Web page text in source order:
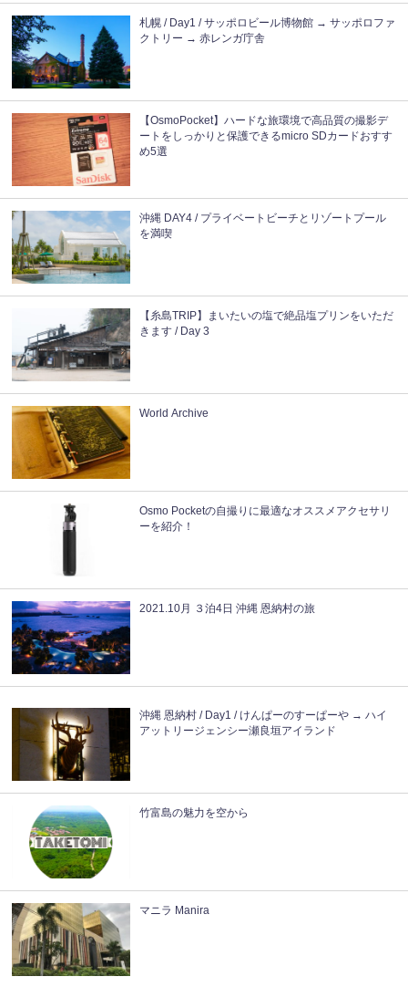
札幌 / Day1 / サッポロビール博物館 → サッポロファ
クトリー → 赤レンガ庁舎
【OsmoPocket】ハードな旅環境で高品質の撮影デ
ートをしっかりと保護できるmicro SDカードおすす
め5選
沖縄 DAY4 / プライベートビーチとリゾートプール
を満喫
【糸島TRIP】まいたいの塩で絶品塩プリンをいただ
きます / Day 3
World Archive
Osmo Pocketの自撮りに最適なオススメアクセサリ
ーを紹介！
2021.10月 ３泊4日 沖縄 恩納村の旅
沖縄 恩納村 / Day1 / けんぱーのすーぱーや → ハイ
アットリージェンシー瀬良垣アイランド
竹富島の魅力を空から
マニラ Manira